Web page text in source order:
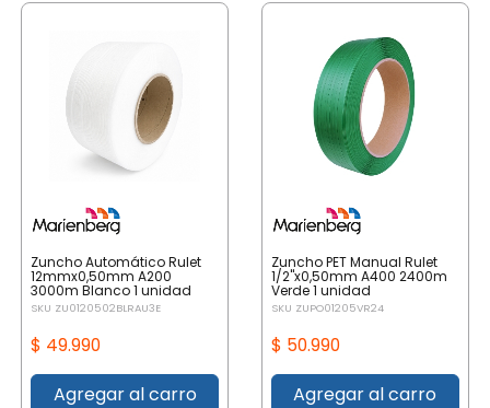
Zuncho Automático Rulet
12mmx0,50mm A200
3000m Blanco 1 unidad
SKU ZU0120502BLRAU3E
$ 49.990
Agregar al carro
Zuncho PET Manual Rulet
1/2"x0,50mm A400 2400m
Verde 1 unidad
SKU ZUPO01205VR24
$ 50.990
Agregar al carro